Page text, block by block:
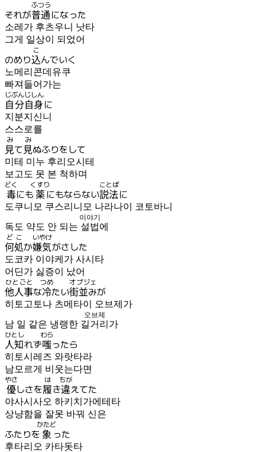
それが普通
ふつう
になった
소레가 후츠우니 낫타
그게 일상이 되었어
のめり込
こ
んでいく
노메리콘데유쿠
빠져들어가는
自分自身
じぶんじしん
に
지분지신니
스스로를
見
み
て 見
み
ぬふりをして
미테 미누 후리오시테
보고도 못 본 척하며
毒
どく
にも 薬
くすり
にもならない説法
ことば
に
도쿠니모 쿠스리니모 나라나이 코토바니
독도 약도 안 되는 설법
이야기
에
何処
どこ
か嫌気
いやけ
がさした
도코카 이야케가 사시타
어딘가 싫증이 났어
他人事
ひとごと
な冷
つめ
たい街並み
オブジェ
が
히토고토나 츠메타이 오브제가
남 일 같은 냉랭한 길거리
오브제
가
人知
ひとし
れず嗤
わら
ったら
히토시레즈 와랏타라
남모르게 비웃는다면
優
やさ
しさを履
は
き違
ちが
えてた
야사시사오 하키치가에테타
상냥함을 잘못 바꿔 신은
ふたりを 象
かたど
った
후타리오 카타돗타